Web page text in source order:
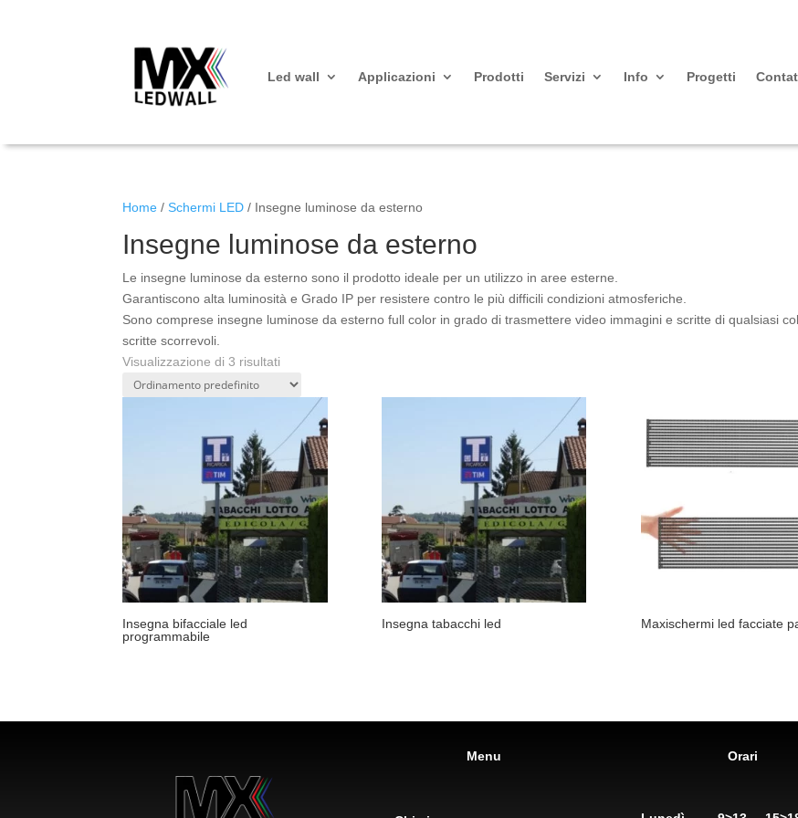
Led wall Applicazioni Prodotti Servizi Info Progetti
Home /Schermi LED / Insegne luminose da esterno
Insegne luminose da esterno
Le insegne luminose da esterno sono il prodotto ideale per un utilizzo in aree esterne.
Garantiscono alta luminosità e Grado IP per resistere contro le più difficili condizioni atmosferiche.
Sono comprese insegne luminose da esterno full color in grado di trasmettere video immagini e scritte di qualsiasi
scritte scorrevoli.
Visualizzazione di 3 risultati
Insegna bifacciale led
programmabile
Insegna tabacchi led Maxischermi led facciate
Menu Orari